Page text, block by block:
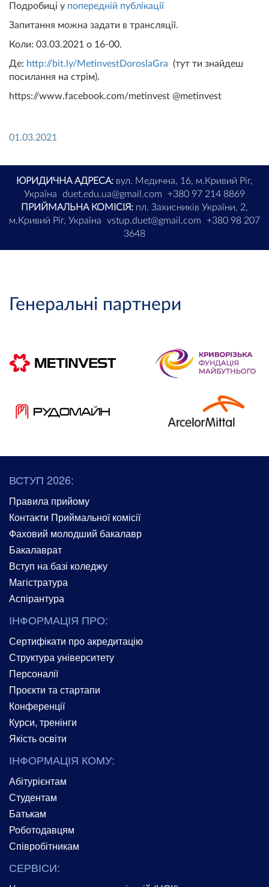
Подробиці у попередній публікації
Запитання можна задати в трансляції.
Коли: 03.03.2021 о 16-00.
Де: http://bit.ly/MetinvestDoroslaGra (тут ти знайдеш
посилання на стрім).
https://www.facebook.com/metinvest @metinvest
01.03.2021
ЮРИДИЧНА АДРЕСА: вул. Медична, 16, м.Кривий Ріг,
Україна
duet.edu.ua@gmail.com
+380 97 214 8869
ПРИЙМАЛЬНА КОМІСІЯ: пл. Захисників України, 2,
м.Кривий Ріг, Україна
vstup.duet@gmail.com
+380 98 207
3648
Генеральні партнери
ВСТУП 2026:
Правила прийому
Контакти Приймальної комісії
Фаховий молодший бакалавр
Бакалаврат
Вступ на базі коледжу
Магістратура
Аспірантура
ІНФОРМАЦІЯ ПРО:
Сертифікати про акредитацію
Структура університету
Персоналії
Проєкти та стартапи
Конференції
Курси, тренінги
Якість освіти
ІНФОРМАЦІЯ КОМУ:
Абітурієнтам
Студентам
Батькам
Роботодавцям
Співробітникам
СЕРВІСИ: